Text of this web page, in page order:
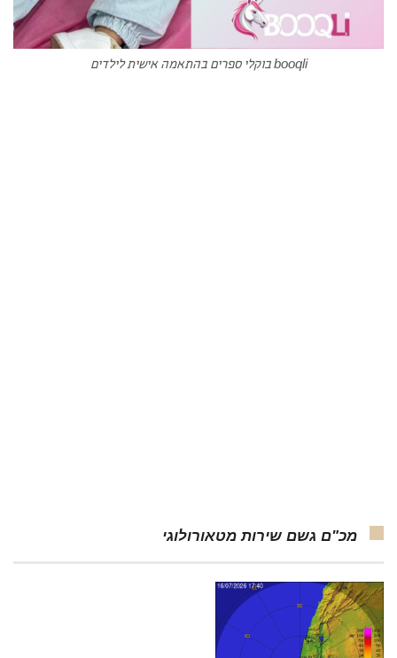
booqli בוקלי ספרים בהתאמה אישית לילדים
מכ"ם גשם שירות מטאורולוגי